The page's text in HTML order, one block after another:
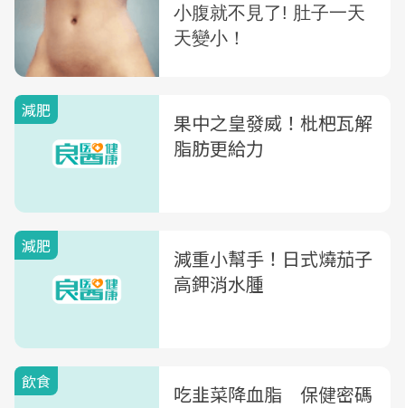
減肥
果中之皇發威！枇杷瓦解
脂肪更給力
減肥
減重小幫手！日式燒茄子
高鉀消水腫
飲食
吃韭菜降血脂 保健密碼